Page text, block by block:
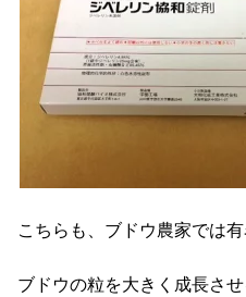
こちらも、ブドウ農家では
ブドウの粒を大きく成長させ